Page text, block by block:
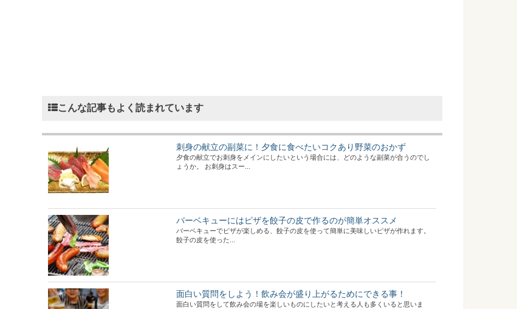
こんな記事もよく読まれています
刺身の献立の副菜に！夕食に食べたいコクあり野菜のおかず
夕食の献立でお刺身をメインにしたいという場合には、どのような副菜が合うのでし
ょうか。 お刺身はスー...
バーベキューにはピザを餃子の皮で作るのが簡単オススメ
バーベキューでピザが楽しめる、餃子の皮を使って簡単に美味しいピザが作れます。
餃子の皮を使った...
面白い質問をしよう！飲み会が盛り上がるためにできる事！
面白い質問をして飲み会の場を楽しいものにしたいと考える人も多くいると思いま